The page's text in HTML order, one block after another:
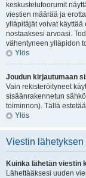
keskustelufoorumit
viestien määrää ja
ylläpitäjät voivat käyttää
nostaaksesi arvoasi.
vähentyneen ylläpidon
Ylös
Joudun kirjautumaan
Vain rekisteröityneet
sisäänrakennetun
toiminnon). Tällä
Ylös
Viestin lähetyksen
Kuinka lähetän viestin
Lähettääksesi uuden